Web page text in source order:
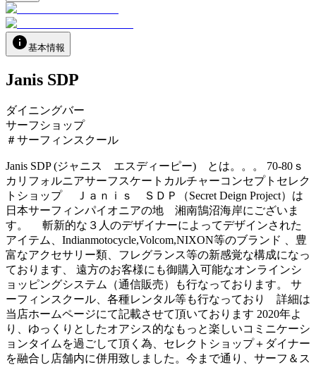
基本情報
Janis SDP
ダイニングバー
サーフショップ
＃サーフィンスクール
Janis SDP (ジャニス エスディーピー) とは。。。 70-80ｓ
カリフォルニアサーフスケートカルチャーコンセプトセレク
トショップ Ｊａｎｉｓ ＳＤＰ（Secret Deign Project）は
日本サーフィンパイオニアの地 湘南鵠沼海岸にございま
す。 斬新的な３人のデザイナーによってデザインされた
アイテム、Indianmotocycle,Volcom,NIXON等のブランド 、豊
富なアクセサリー類、フレグランス等の新感覚な構成になっ
ております、 遠方のお客様にも御購入可能なオンラインシ
ョッピングシステム（通信販売）も行なっております。 サ
ーフィンスクール、各種レンタル等も行なっており 詳細は
当店ホームページにて記載させて頂いております 2020年よ
り、ゆっくりとしたオアシス的なもっと楽しいコミニケーシ
ョンタイムを過ごして頂く為、セレクトショップ＋ダイナー
を融合し店舗内に併用致しました。今まで通り、サーフ＆ス